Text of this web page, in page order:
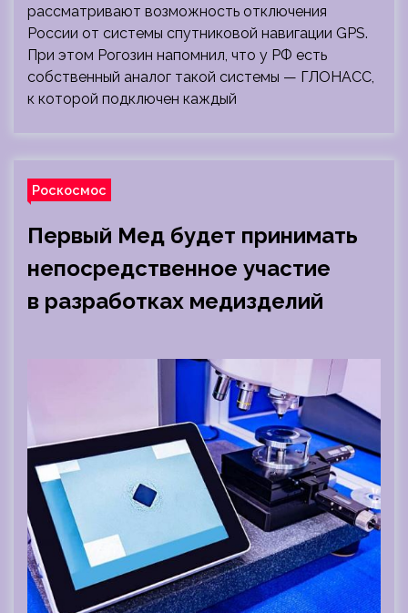
рассматривают возможность отключения
России от системы спутниковой навигации GPS.
При этом Рогозин напомнил, что у РФ есть
собственный аналог такой системы — ГЛОНАСС,
к которой подключен каждый
Роскосмос
Первый Мед будет принимать
непосредственное участие
в разработках медизделий